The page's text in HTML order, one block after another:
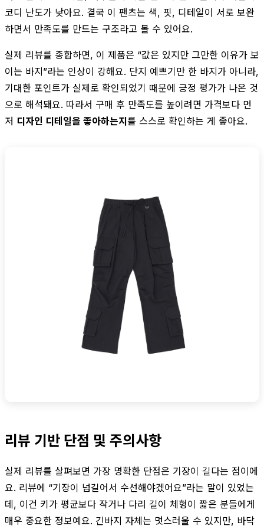
코디 난도가 낮아요. 결국 이 팬츠는 색, 핏, 디테일이 서로 보완
하면서 만족도를 만드는 구조라고 볼 수 있어요.
실제 리뷰를 종합하면, 이 제품은 “값은 있지만 그만한 이유가 보
이는 바지”라는 인상이 강해요. 단지 예쁘기만 한 바지가 아니라,
기대한 포인트가 실제로 확인되었기 때문에 긍정 평가가 나온 것
으로 해석돼요. 따라서 구매 후 만족도를 높이려면 가격보다 먼
저 디자인 디테일을 좋아하는지를 스스로 확인하는 게 좋아요.
리뷰 기반 단점 및 주의사항
실제 리뷰를 살펴보면 가장 명확한 단점은 기장이 길다는 점이에
요. 리뷰에 “기장이 넘길어서 수선해야겠어요”라는 말이 있었는
데, 이건 키가 평균보다 작거나 다리 길이 체형이 짧은 분들에게
매우 중요한 정보예요. 긴바지 자체는 멋스러울 수 있지만, 바닥